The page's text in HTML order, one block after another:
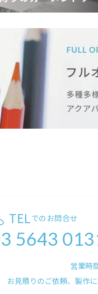
TELでのお問合せ
5643
営業時
お見積りのご依頼、製作